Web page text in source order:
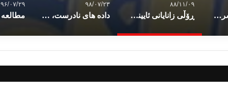
مادر و خانواده سرچشمه سعادت انسان و کج فهمی فمنیسم ها در این مورد
۸۸/۱۱/۰۹
ڕۆڵی زانایانی ئایینی له دامه زراندن و به ڕێوه بردنی کۆماری کوردستان دا
۹۸/۰۷/۲۳
داده های نادرست، قضاوت های ناروا؛ حمله به اخوان به نام نفرت از اردوغان
۹۶/۰۷/۲۹